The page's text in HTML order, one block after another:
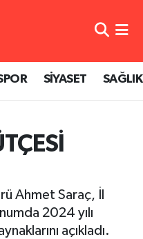
SİYASET SAĞLIK
Ahmet Saraç, İl
2024 yılı
açıkladı.
Fikstür